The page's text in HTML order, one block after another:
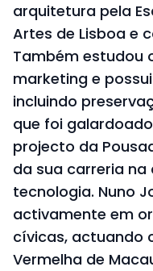
arquitetura pela
Artes de Lisboa e
Também estudou
marketing e
incluindo
que foi
projecto da
da sua carreria
tecnologia. Nuno
activamente em
cívicas, actuando
Vermelha de